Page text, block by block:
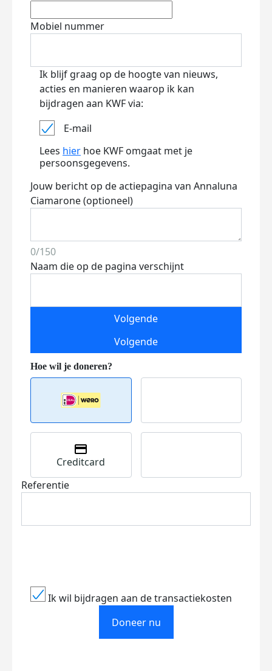
Mobiel nummer
Ik blijf graag op de hoogte van nieuws,
acties en manieren waarop ik kan
bijdragen aan KWF via:
E-mail
Lees hier hoe KWF omgaat met je
persoonsgegevens.
Jouw bericht op de actiepagina van Annaluna
Ciamarone (optioneel)
0/150
Naam die op de pagina verschijnt
Volgende
Volgende
Creditcard
Referentie
Ik wil bijdragen aan de transactiekosten
Doneer nu